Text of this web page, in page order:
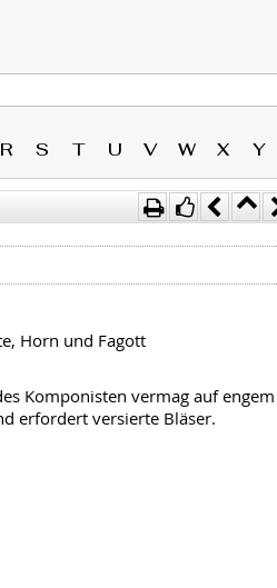
R S T U V W X Y
Horn und Fagott
Komponisten vermag auf engem
erfordert versierte Bläser.